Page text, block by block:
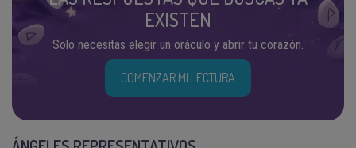
EXISTEN
Solo necesitas elegir un oráculo y abrir tu corazón.
COMENZAR MI LECTURA